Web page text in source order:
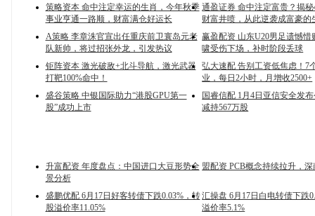
策略资本 命中注定幸运的生肖，今年秋季
事业亨通一路顺，财富满仓好运长
通盈证券 命中注定富贵？揭
财富井喷，从此逆袭成富豪的
A策略 李章洙官宣出任重庆前卫寰岛元老
队新帅，将过招张外龙，引发热议
赢盈配资 山东U20男足遗憾惜
啸受伤下场，补时阶段丢球
钜阵资本 激光破敌+北斗导航，激光武器
打靶100%命中！
弘大速配 告别工资低焦虑！7
业，每日2小时，月增收2500+
盛谷策略 中银国际助力“港股GPU第一
股”成功上市
国睿信配 1月4日亚信安全发
减持567万股
升富配资 年度盘点：中国进口大豆形势全
景分析
盟配资 PCB概念持续拉升，
盛鹏优配 6月17日好客转债下跌0.03%，转
股溢价率11.05%
汇操盘 6月17日白电转债下跌
溢价率5.1%